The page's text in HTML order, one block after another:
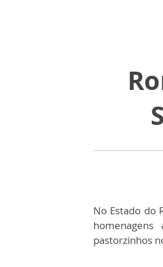
No Estado do
pastorzinhos